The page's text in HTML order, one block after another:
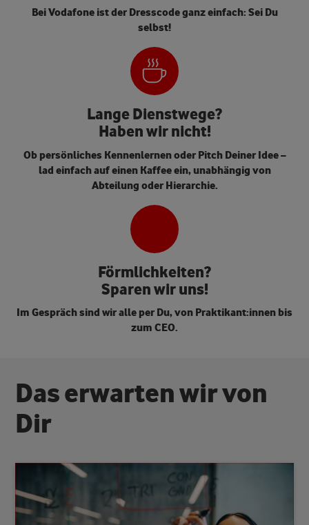
Bei Vodafone ist der Dresscode ganz einfach: Sei Du
selbst!
Lange Dienstwege?
Haben wir nicht!
Ob persönliches Kennenlernen oder Pitch Deiner Idee –
lad einfach auf einen Kaffee ein, unabhängig von
Abteilung oder Hierarchie.
Förmlichkeiten?
Sparen wir uns!
Im Gespräch sind wir alle per Du, von Praktikant:innen bis
zum CEO.
Daserwartenwirvon
Dir